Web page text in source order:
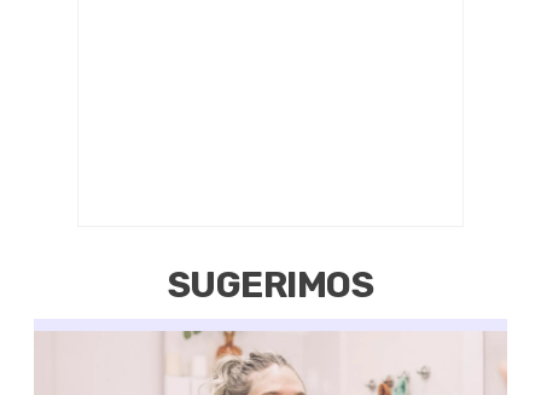
SUGERIMOS